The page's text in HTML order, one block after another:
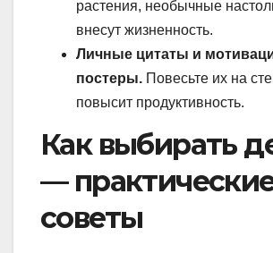
растения, необычные
внесут жизненность.
Личные цитаты и
постеры. Повесьте их на
повысит продуктивность.
Как выбирать
—
советы